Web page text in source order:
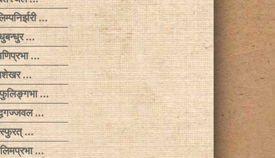
…
…
…
…
…
…
…
…